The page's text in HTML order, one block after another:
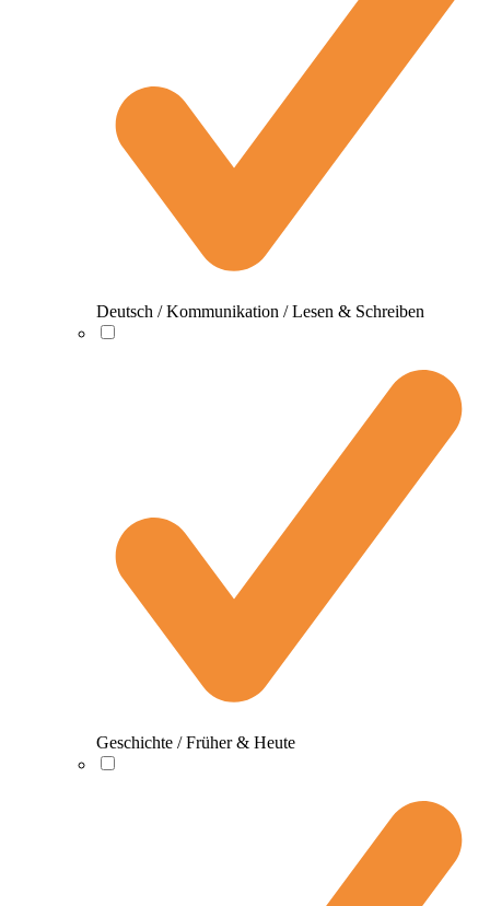
Deutsch / Kommunikation / Lesen & Schreiben
Geschichte / Früher & Heute